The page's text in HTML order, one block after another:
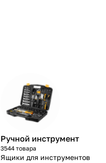
Ручной инструмент
3544 товара
Ящики для инструментов